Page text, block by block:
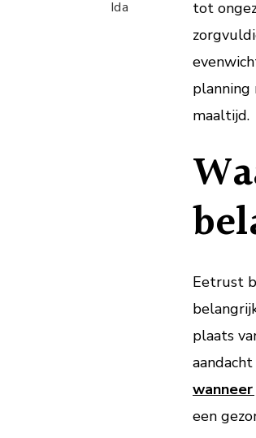
Ida
tot
maaltijd.
Eetrust
plaats
een